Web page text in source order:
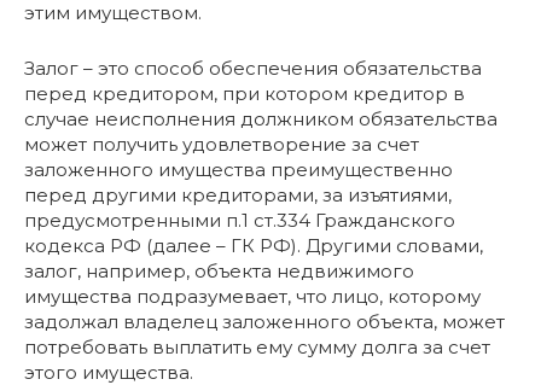
этим имуществом.
Залог – это способ обеспечения обязательства
перед кредитором, при котором кредитор в
случае неисполнения должником обязательства
может получить удовлетворение за счет
заложенного имущества преимущественно
перед другими кредиторами, за изъятиями,
предусмотренными п.1 ст.334 Гражданского
кодекса РФ (далее – ГК РФ). Другими словами,
залог, например, объекта недвижимого
имущества подразумевает, что лицо, которому
задолжал владелец заложенного объекта, может
потребовать выплатить ему сумму долга за счет
этого имущества.